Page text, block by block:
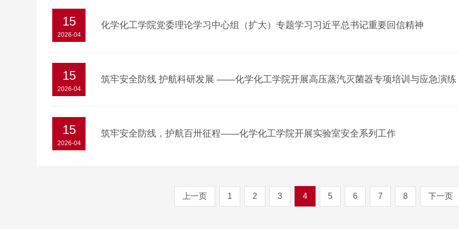
15
2026-04
化学化工学院党委理论学习中心组（扩大）专题学习习近平总书记重要回信精神
15
2026-04
筑牢安全防线 护航科研发展 ——化学化工学院开展高压蒸汽灭菌器专项培训与应急演练
15
2026-04
筑牢安全防线，护航百卅征程——化学化工学院开展实验室安全系列工作
上一页 1 2 3 4 5 6 7 8 下一页